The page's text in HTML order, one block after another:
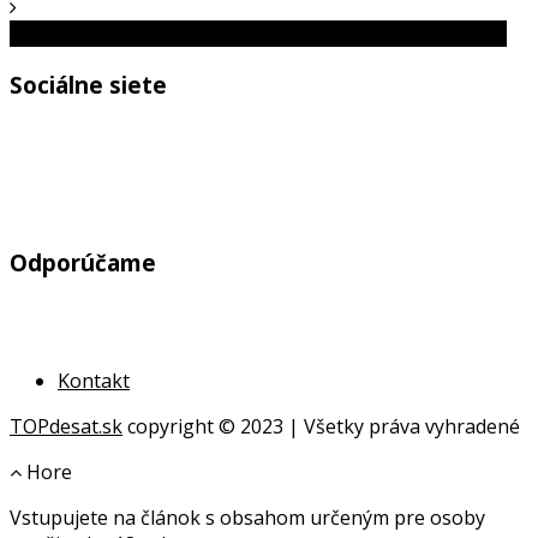
Sociálne siete
Odporúčame
Kontakt
TOPdesat.skcopyright © 2023 | Všetky práva vyhradené
Hore
online
Vstupujete na článok s obsahom určeným pre osoby